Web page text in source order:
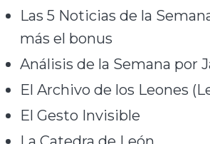
Las 5 Noticias de la
más el bonus
Análisis de la Semana por
El Archivo de los Leones
El Gesto Invisible